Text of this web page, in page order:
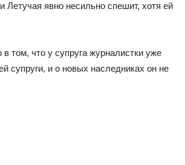
Летучая явно несильно спешит, хотя ей
том, что у супруга журналистки уже
супруги, и о новых наследниках он не